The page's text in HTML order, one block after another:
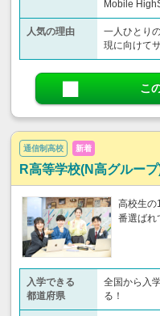
Mobile
人気の理由
一人ひとり
現に向けて
こ
通信制高校 新着
R高等学校(N高グルー
高校生の
番選ばれ
入学できる
都道府県
全国から入
る！